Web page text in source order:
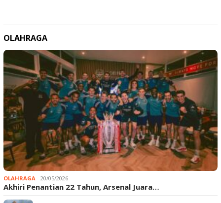
OLAHRAGA
OLAHRAGA 20/05/2026
Akhiri Penantian 22 Tahun, Arsenal Juara…